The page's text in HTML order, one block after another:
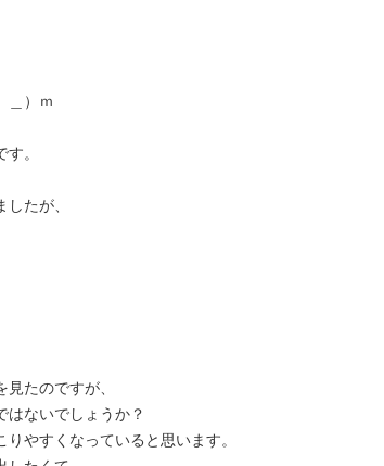
＿）ｍ
。
たが、
たのですが、
はないでしょうか？
やすくなっていると思います。